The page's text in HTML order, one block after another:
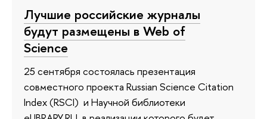
Лучшие российские журналы
будут размещены в Web of
Science
25 сентября состоялась презентация
совместного проекта Russian Science Citation
Index (RSCI) и Научной библиотеки